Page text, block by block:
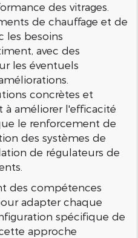
des vitrages.
de chauffage et de
les besoins
avec des
les éventuels
concrètes et
à améliorer l'efficacité
le renforcement de
des systèmes de
de régulateurs de
des compétences
adapter chaque
spécifique de
approche